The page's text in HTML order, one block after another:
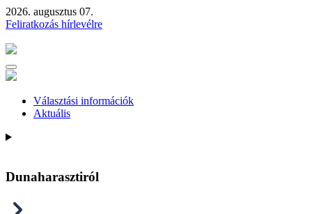
2026. augusztus 07.
Feliratkozás hírlevélre
Választási információk
Aktuális
Dunaharasztiról